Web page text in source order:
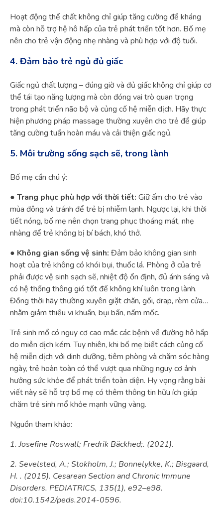
Hoạt động thể chất không chỉ giúp tăng cường đề kháng
mà còn hỗ trợ hệ hô hấp của trẻ phát triển tốt hơn. Bố mẹ
nên cho trẻ vận động nhẹ nhàng và phù hợp với độ tuổi.
4. Đảm bảo trẻ ngủ đủ giấc
Giấc ngủ chất lượng – đúng giờ và đủ giấc không chỉ giúp cơ
thể tái tạo năng lượng mà còn đóng vai trò quan trọng
trong phát triển não bộ và củng cố hệ miễn dịch. Hãy thực
hiện phương pháp massage thường xuyên cho trẻ để giúp
tăng cường tuần hoàn máu và cải thiện giấc ngủ.
5. Môi trường sống sạch sẽ, trong lành
Bố mẹ cần chú ý:
● Trang phục phù hợp với thời tiết: Giữ ấm cho trẻ vào
mùa đông và tránh để trẻ bị nhiễm lạnh. Ngược lại, khi thời
tiết nóng, bố mẹ nên chọn trang phục thoáng mát, nhẹ
nhàng để trẻ không bị bí bách, khó thở.
● Không gian sống vệ sinh: Đảm bảo không gian sinh
hoạt của trẻ không có khói bụi, thuốc lá. Phòng ở của trẻ
phải được vệ sinh sạch sẽ, nhiệt độ ổn định, đủ ánh sáng và
có hệ thống thông gió tốt để không khí luôn trong lành.
Đồng thời hãy thường xuyên giặt chăn, gối, drap, rèm cửa…
nhằm giảm thiểu vi khuẩn, bụi bẩn, nấm mốc.
Trẻ sinh mổ có nguy cơ cao mắc các bệnh về đường hô hấp
do miễn dịch kém. Tuy nhiên, khi bố mẹ biết cách củng cố
hệ miễn dịch với dinh dưỡng, tiêm phòng và chăm sóc hàng
ngày, trẻ hoàn toàn có thể vượt qua những nguy cơ ảnh
hưởng sức khỏe để phát triển toàn diện. Hy vọng rằng bài
viết này sẽ hỗ trợ bố mẹ có thêm thông tin hữu ích giúp
chăm trẻ sinh mổ khỏe mạnh vững vàng.
Nguồn tham khảo:
1. Josefine Roswall; Fredrik Bäckhed;. (2021).
2. Sevelsted, A.; Stokholm, J.; Bonnelykke, K.; Bisgaard,
H. . (2015). Cesarean Section and Chronic Immune
Disorders. PEDIATRICS, 135(1), e92–e98.
doi:10.1542/peds.2014-0596.